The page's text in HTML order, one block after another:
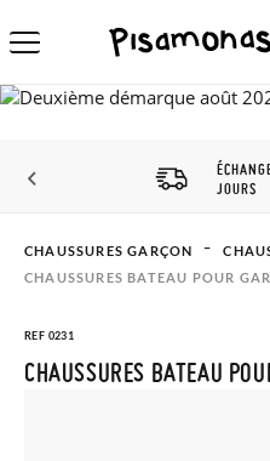
JOURS
CHAUSSURES GARÇON
CHAUSSURES BATEAU POUR
REF 0231
CHAUSSURES BATEAU